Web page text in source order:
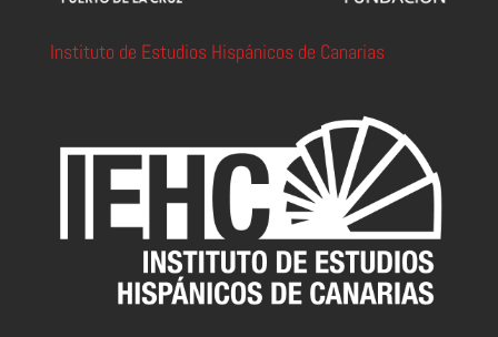
Instituto de Estudios Hispánicos de Canarias